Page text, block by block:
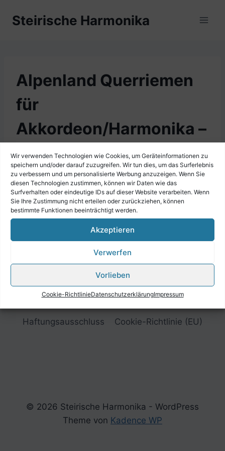
Wir verwenden Technologien wie Cookies, um Geräteinformationen zu
speichern und/oder darauf zuzugreifen. Wir tun dies, um das Surferlebnis
zu verbessern und um personalisierte Werbung anzuzeigen. Wenn Sie
diesen Technologien zustimmen, können wir Daten wie das
Surfverhalten oder eindeutige IDs auf dieser Website verarbeiten. Wenn
Sie Ihre Zustimmung nicht erteilen oder zurückziehen, können
bestimmte Funktionen beeinträchtigt werden.
Akzeptieren
Verwerfen
Vorlieben
Cookie-RichtlinieDatenschutzerklärungImpressum
InhaltSteirische Harmonika
Alpenland Querriemen
für
Akkordeon/Harmonika –
braun/rot
Haftungsausschluss
Cookie-Richtlinie (EU)
© 2026 Steirische Harmonika - WordPress
Theme von Kadence WP